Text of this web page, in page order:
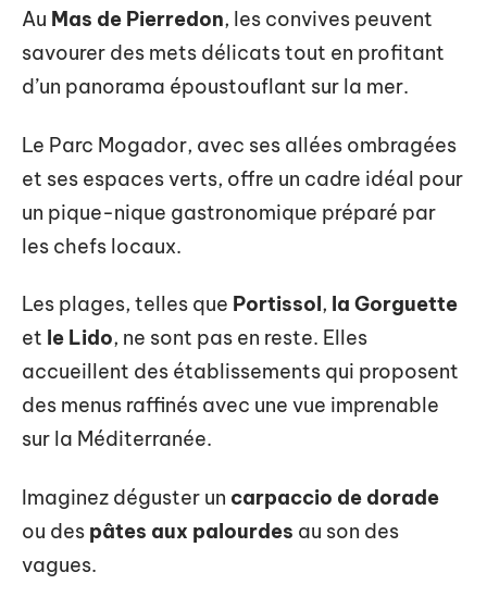
Au Mas de Pierredon, les convives peuvent
savourer des mets délicats tout en profitant
d’un panorama époustouflant sur la mer.
Le Parc Mogador, avec ses allées ombragées
et ses espaces verts, offre un cadre idéal pour
un pique-nique gastronomique préparé par
les chefs locaux.
Les plages, telles que Portissol, la Gorguette
et le Lido, ne sont pas en reste. Elles
accueillent des établissements qui proposent
des menus raffinés avec une vue imprenable
sur la Méditerranée.
Imaginez déguster un carpaccio de dorade
ou des pâtes aux palourdes au son des
vagues.